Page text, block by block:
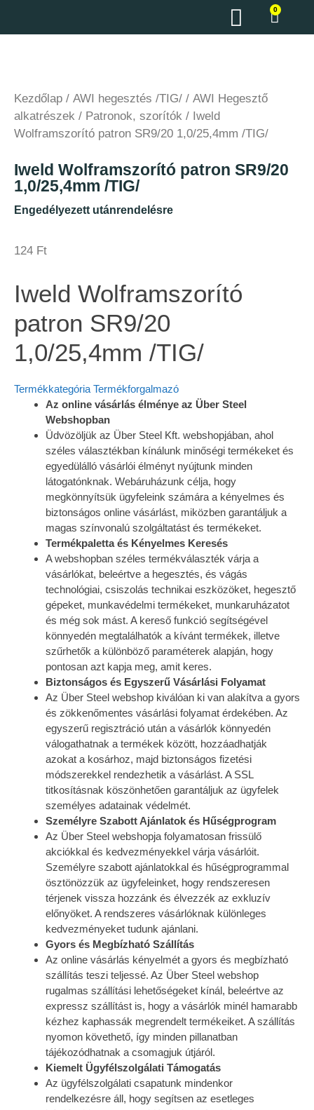
0
Kezdőlap / AWI hegesztés /TIG/ / AWI Hegesztő
alkatrészek / Patronok, szorítók / Iweld
Wolframszorító patron SR9/20 1,0/25,4mm /TIG/
Iweld Wolframszorító patron SR9/20
1,0/25,4mm /TIG/
Engedélyezett utánrendelésre
124 Ft
Iweld Wolframszorító
patron SR9/20
1,0/25,4mm /TIG/
Termékkategória Termékforgalmazó
Az online vásárlás élménye az Über Steel
Webshopban
Üdvözöljük az Über Steel Kft. webshopjában, ahol
széles választékban kínálunk minőségi termékeket és
egyedülálló vásárlói élményt nyújtunk minden
látogatónknak. Webáruházunk célja, hogy
megkönnyítsük ügyfeleink számára a kényelmes és
biztonságos online vásárlást, miközben garantáljuk a
magas színvonalú szolgáltatást és termékeket.
Termékpaletta és Kényelmes Keresés
A webshopban széles termékválaszték várja a
vásárlókat, beleértve a hegesztés, és vágás
technológiai, csiszolás technikai eszközöket, hegesztő
gépeket, munkavédelmi termékeket, munkaruházatot
és még sok mást. A kereső funkció segítségével
könnyedén megtalálhatók a kívánt termékek, illetve
szűrhetők a különböző paraméterek alapján, hogy
pontosan azt kapja meg, amit keres.
Biztonságos és Egyszerű Vásárlási Folyamat
Az Über Steel webshop kiválóan ki van alakítva a gyors
és zökkenőmentes vásárlási folyamat érdekében. Az
egyszerű regisztráció után a vásárlók könnyedén
válogathatnak a termékek között, hozzáadhatják
azokat a kosárhoz, majd biztonságos fizetési
módszerekkel rendezhetik a vásárlást. A SSL
titkosításnak köszönhetően garantáljuk az ügyfelek
személyes adatainak védelmét.
Személyre Szabott Ajánlatok és Hűségprogram
Az Über Steel webshopja folyamatosan frissülő
akciókkal és kedvezményekkel várja vásárlóit.
Személyre szabott ajánlatokkal és hűségprogrammal
ösztönözzük az ügyfeleinket, hogy rendszeresen
térjenek vissza hozzánk és élvezzék az exkluzív
előnyöket. A rendszeres vásárlóknak különleges
kedvezményeket tudunk ajánlani.
Gyors és Megbízható Szállítás
Az online vásárlás kényelmét a gyors és megbízható
szállítás teszi teljessé. Az Über Steel webshop
rugalmas szállítási lehetőségeket kínál, beleértve az
expressz szállítást is, hogy a vásárlók minél hamarabb
kézhez kaphassák megrendelt termékeiket. A szállítás
nyomon követhető, így minden pillanatban
tájékozódhatnak a csomagjuk útjáról.
Kiemelt Ügyfélszolgálati Támogatás
Az ügyfélszolgálati csapatunk mindenkor
rendelkezésre áll, hogy segítsen az esetleges